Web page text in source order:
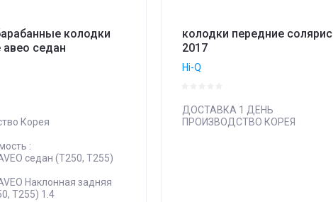
колодки
седан
Корея
:
седан (T250, T255)
Наклонная задняя
T255) 1.4
колодки передние солярис
2017
Hi-Q
ДОСТАВКА 1 ДЕНЬ
ПРОИЗВОДСТВО КОРЕЯ